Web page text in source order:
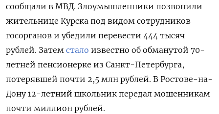
сообщали в МВД. Злоумышленники позвонили
жительнице Курска под видом сотрудников
госорганов и убедили перевести 444 тысяч
рублей. Затем стало известно об обманутой 70-
летней пенсионерке из Санкт-Петербурга,
потерявшей почти 2,5 млн рублей. В Ростове-на-
Дону 12-летний школьник передал мошенникам
почти миллион рублей.